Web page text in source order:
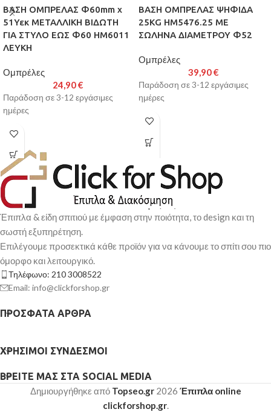
ΒΑΣΗ ΟΜΠΡΕΛΑΣ Φ60mm x
51Υεκ ΜΕΤΑΛΛΙΚΗ ΒΙΔΩΤΗ
ΓΙΑ ΣΤΥΛΟ ΕΩΣ Φ60 HM6011
ΛΕΥΚΗ
Ομπρέλες
24,90€
Παράδοση σε 3-12 εργάσιμες
ημέρες
ΒΑΣΗ ΟΜΠΡΕΛΑΣ ΨΗΦΙΔΑ
25KG HM5476.25 ΜΕ
ΣΩΛΗΝΑ ΔΙΑΜΕΤΡΟΥ Φ52
Ομπρέλες
39,90€
Παράδοση σε 3-12 εργάσιμες
ημέρες
Έπιπλα & είδη σπιτιού με έμφαση στην ποιότητα, το design και τη
σωστή εξυπηρέτηση.
Επιλέγουμε προσεκτικά κάθε προϊόν για να κάνουμε το σπίτι σου πιο
όμορφο και λειτουργικό.
Τηλέφωνο: 210 3008522
Email: info@clickforshop.gr
ΠΡΌΣΦΑΤΑ ΆΡΘΡΑ
ΧΡΉΣΙΜΟΙ ΣΎΝΔΕΣΜΟΙ
ΒΡΕΊΤΕ ΜΑΣ ΣΤΑ SOCIAL MEDIA
Δημιουργήθηκε από Topseo.gr2026 Έπιπλα online
clickforshop.gr.